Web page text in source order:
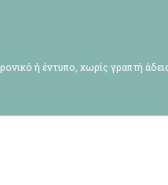
ή έντυπο, χωρίς γραπτή